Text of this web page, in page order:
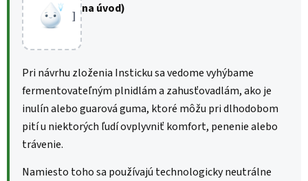
] na úvod)
Pri návrhu zloženia Insticku sa vedome vyhýbame
fermentovateľným plnidlám a zahusťovadlám, ako je
inulín alebo guarová guma, ktoré môžu pri dlhodobom
pití u niektorých ľudí ovplyvniť komfort, penenie alebo
trávenie.
Namiesto toho sa používajú technologicky neutrálne